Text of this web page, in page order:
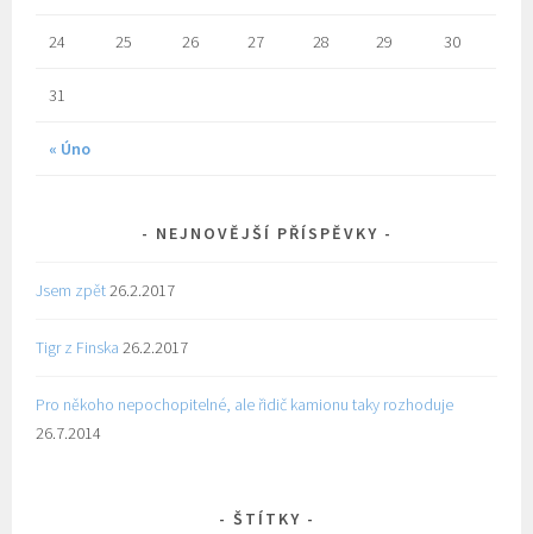
« Úno
24 25 26 27 28 29 30
31
NEJNOVĚJŠÍ PŘÍSPĚVKY
Jsem zpět26.2.2017
Tigr z Finska 26.2.2017
Pro někoho nepochopitelné, ale řidič kamionu taky rozhoduje
26.7.2014
ŠTÍTKY